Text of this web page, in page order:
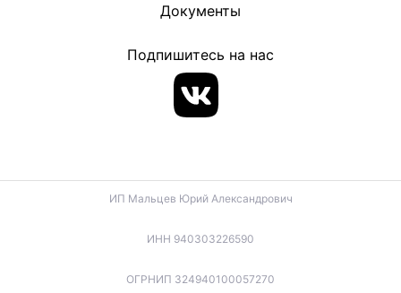
Документы
Подпишитесь на нас
ИП Мальцев Юрий Александрович
ИНН 940303226590
ОГРНИП 324940100057270